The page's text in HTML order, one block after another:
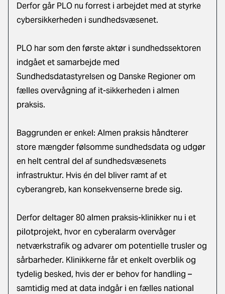
Derfor går PLO nu forrest i arbejdet med at styrke
cybersikkerheden i sundhedsvæsenet.
PLO har som den første aktør i sundhedssektoren
indgået et samarbejde med
Sundhedsdatastyrelsen og Danske Regioner om
fælles overvågning af it-sikkerheden i almen
praksis.
Baggrunden er enkel: Almen praksis håndterer
store mængder følsomme sundhedsdata og udgør
en helt central del af sundhedsvæsenets
infrastruktur. Hvis én del bliver ramt af et
cyberangreb, kan konsekvenserne brede sig.
Derfor deltager 80 almen praksis-klinikker nu i et
pilotprojekt, hvor en cyberalarm overvåger
netværkstrafik og advarer om potentielle trusler og
sårbarheder. Klinikkerne får et enkelt overblik og
tydelig besked, hvis der er behov for handling –
samtidig med at data indgår i en fælles national